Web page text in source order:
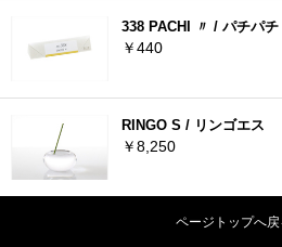
338 PACHI 〃 / パチパチ
￥440
RINGO S / リンゴエス
￥8,250
ページトップへ戻